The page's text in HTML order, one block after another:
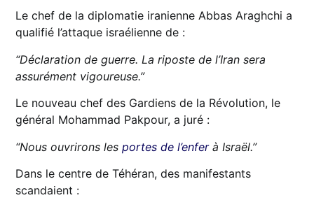
Le chef de la diplomatie iranienne Abbas Araghchi a
qualifié l’attaque israélienne de :
“Déclaration de guerre. La riposte de l’Iran sera
assurément vigoureuse.”
Le nouveau chef des Gardiens de la Révolution, le
général Mohammad Pakpour, a juré :
“Nous ouvrirons lesportes de l’enferà Israël.”
Dans le centre de Téhéran, des manifestants
scandaient :